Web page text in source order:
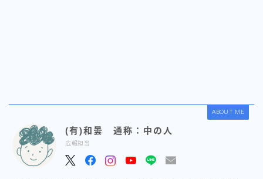
ABOUT ME
(有)和曇 通称：中の人
広報担当